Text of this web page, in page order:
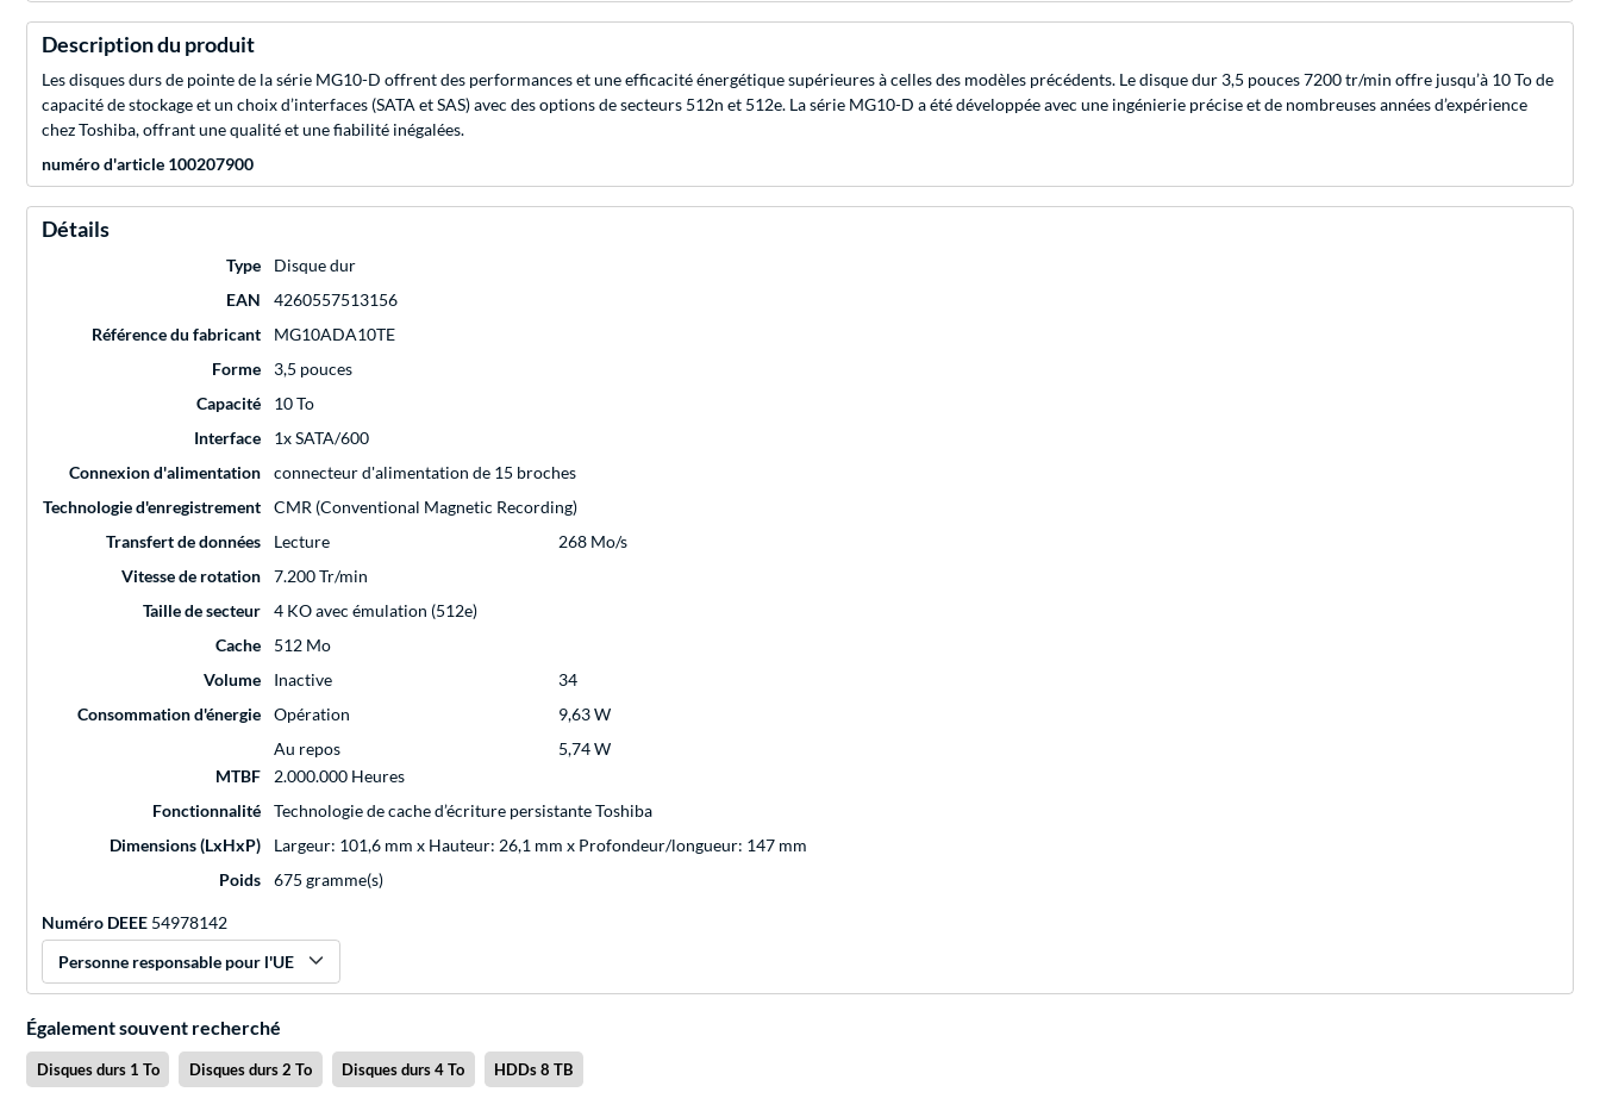
Description du produit
Les disques durs de pointe de la série MG10-D offrent des performances et une efficacité énergétique supérieures à celles des modèles précédents. Le disque dur 3,5 pouces 7200 tr/min offre jusqu’à 10 To de
capacité de stockage et un choix d’interfaces (SATA et SAS) avec des options de secteurs 512n et 512e. La série MG10-D a été développée avec une ingénierie précise et de nombreuses années d’expérience
chez Toshiba, offrant une qualité et une fiabilité inégalées.
numéro d'article 100207900
Détails
Type
Disque dur
EAN
4260557513156
Référence du fabricant
MG10ADA10TE
Forme
3,5 pouces
Capacité
10 To
Interface
1x SATA/600
Connexion d'alimentation
connecteur d'alimentation de 15 broches
Technologie d'enregistrement
CMR (Conventional Magnetic Recording)
Transfert de données
Lecture
268 Mo/s
Vitesse de rotation
7.200 Tr/min
Taille de secteur
4 KO avec émulation (512e)
Cache
512 Mo
Volume
Inactive
34
Consommation d'énergie
Opération
9,63 W
Au repos
5,74 W
MTBF
2.000.000 Heures
Fonctionnalité
Technologie de cache d’écriture persistante Toshiba
Dimensions (LxHxP)
Largeur: 101,6 mm x Hauteur: 26,1 mm x Profondeur/longueur: 147 mm
Poids
675 gramme(s)
Numéro DEEE 54978142
Personne responsable pour l'UE
Également souvent recherché
Disques durs 1 To Disques durs 2 To Disques durs 4 To HDDs 8 TB